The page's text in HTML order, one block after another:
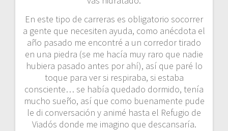
En este tipo de carreras es obligatorio socorrer
a gente que necesiten ayuda, como anécdota el
año pasado me encontré a un corredor tirado
en una piedra (se me hacía muy raro que nadie
hubiera pasado antes por ahí), así que paré lo
toque para ver si respiraba, si estaba
consciente… se había quedado dormido, tenía
mucho sueño, así que como buenamente pude
le di conversación y animé hasta el Refugio de
Viadós donde me imagino que descansaría.